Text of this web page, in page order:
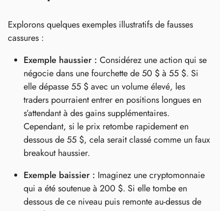
Explorons quelques exemples illustratifs de fausses
cassures :
Exemple haussier : Considérez une action qui se
négocie dans une fourchette de 50 $ à 55 $. Si
elle dépasse 55 $ avec un volume élevé, les
traders pourraient entrer en positions longues en
s’attendant à des gains supplémentaires.
Cependant, si le prix retombe rapidement en
dessous de 55 $, cela serait classé comme un faux
breakout haussier.
Exemple baissier : Imaginez une cryptomonnaie
qui a été soutenue à 200 $. Si elle tombe en
dessous de ce niveau puis remonte au-dessus de